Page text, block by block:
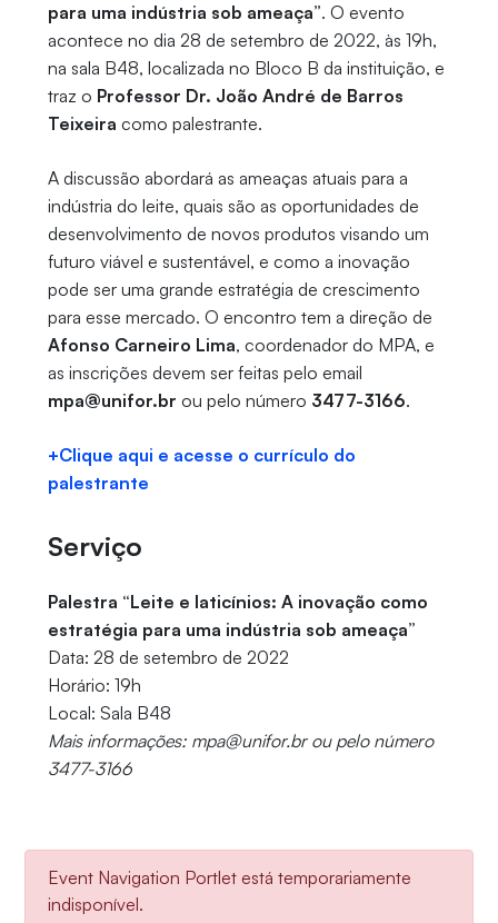
para uma indústria sob ameaça”. O evento
acontece no dia 28 de setembro de 2022, às 19h,
na sala B48, localizada no Bloco B da instituição, e
traz o Professor Dr. João André de Barros
Teixeira como palestrante.
A discussão abordará as ameaças atuais para a
indústria do leite, quais são as oportunidades de
desenvolvimento de novos produtos visando um
futuro viável e sustentável, e como a inovação
pode ser uma grande estratégia de crescimento
para esse mercado. O encontro tem a direção de
Afonso Carneiro Lima, coordenador do MPA, e
as inscrições devem ser feitas pelo email
mpa@unifor.br ou pelo número 3477-3166.
+Clique aqui e acesse o currículo do
palestrante
Serviço
Palestra “Leite e laticínios: A inovação como
estratégia para uma indústria sob ameaça”
Data: 28 de setembro de 2022
Horário: 19h
Local: Sala B48
Mais informações: mpa@unifor.br ou pelo número
3477-3166
Event Navigation Portlet está temporariamente
indisponível.